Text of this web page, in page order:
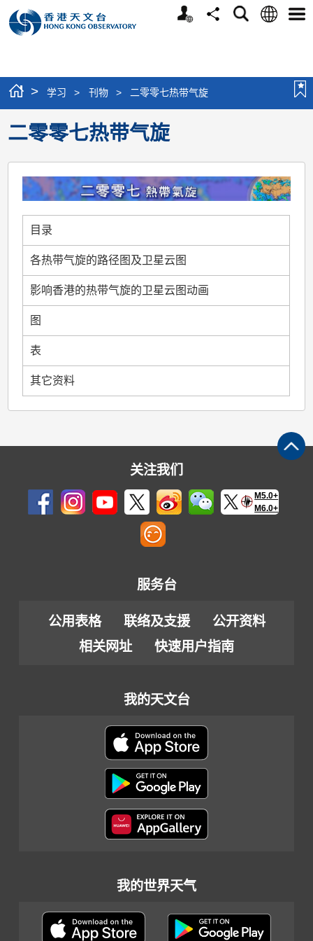
个
分
搜
语
选
> 学习 > 刊物 > 二零零七热带气旋
二零零七热带气旋
目录
各热带气旋的路径图及卫星云图
影响香港的热带气旋的卫星云图动画
图
表
其它资料
关注我们
M5.0+
M6.0+
服务台
公用表格 联络及支援
公开资料
相关网址
快速用户指南
我的天文台
我的世界天气